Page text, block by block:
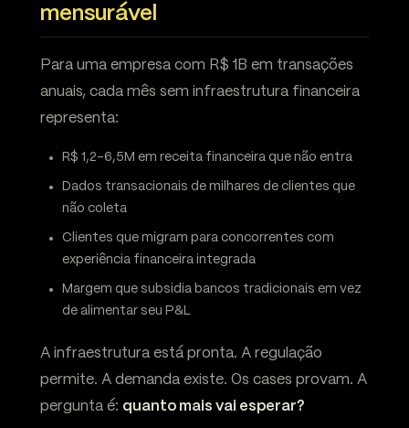
mensurável
Para uma empresa com R$ 1B em transações
anuais, cada mês sem infraestrutura financeira
representa:
R$ 1,2-6,5M em receita financeira que não entra
Dados transacionais de milhares de clientes que
não coleta
Clientes que migram para concorrentes com
experiência financeira integrada
Margem que subsidia bancos tradicionais em vez
de alimentar seu P&L
A infraestrutura está pronta. A regulação
permite. A demanda existe. Os cases provam. A
pergunta é: quanto mais vai esperar?